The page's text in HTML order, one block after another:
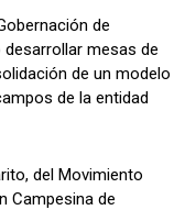
de
mesas de
de un modelo
de la entidad
del Movimiento
Campesina de